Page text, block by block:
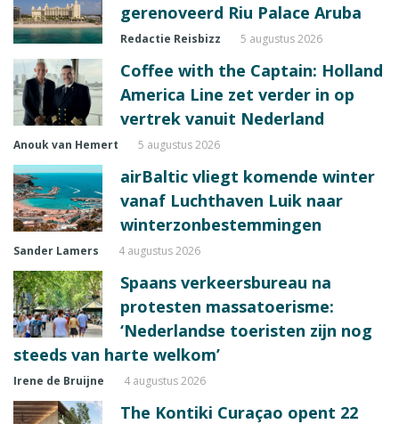
gerenoveerd Riu Palace Aruba
Redactie Reisbizz 5 augustus 2026
Coffee with the Captain: Holland
America Line zet verder in op
vertrek vanuit Nederland
Anouk van Hemert 5 augustus 2026
airBaltic vliegt komende winter
vanaf Luchthaven Luik naar
winterzonbestemmingen
Sander Lamers 4 augustus 2026
Spaans verkeersbureau na
protesten massatoerisme:
‘Nederlandse toeristen zijn nog
steeds van harte welkom’
Irene de Bruijne 4 augustus 2026
The Kontiki Curaçao opent 22